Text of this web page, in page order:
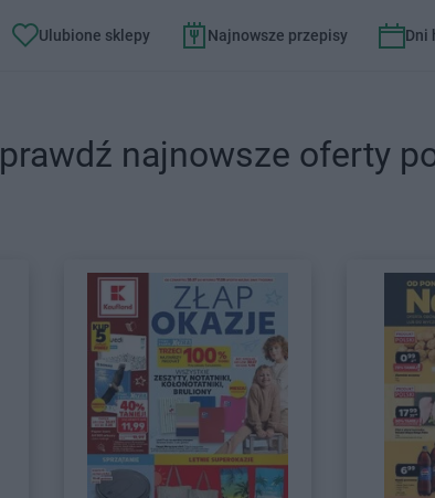
Ulubione sklepy Najnowsze przepisy Dni
najnowsze oferty